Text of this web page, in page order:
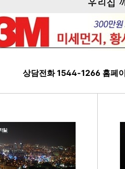
상담전화 1544-1266 홈페